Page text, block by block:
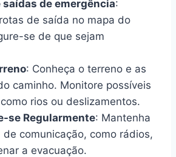
de emergência:
de saída no mapa do
se de que sejam
: Conheça o terreno e as
caminho. Monitore possíveis
rios ou deslizamentos.
se Regularmente: Mantenha
de comunicação, como rádios,
a evacuação.